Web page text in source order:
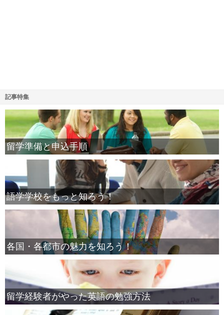
記事特集
留学準備と申込手順
語学学校をもっと知ろう！
各国・各都市の魅力を知ろう！
留学経験者がやった英語の勉強方法